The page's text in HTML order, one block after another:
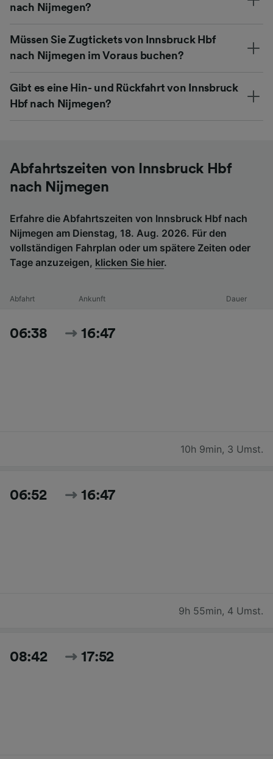
nach Nijmegen?
Müssen Sie Zugtickets von Innsbruck Hbf
nach Nijmegen im Voraus buchen?
Gibt es eine Hin- und Rückfahrt von Innsbruck
Hbf nach Nijmegen?
Abfahrtszeiten von Innsbruck Hbf
nach Nijmegen
Erfahre die Abfahrtszeiten von Innsbruck Hbf nach
Nijmegen am Dienstag, 18. Aug. 2026. Für den
vollständigen Fahrplan oder um spätere Zeiten oder
Tage anzuzeigen, klicken Sie hier.
Abfahrt Ankunft Dauer
06:38 16:47
10h 9min, 3 Umst.
06:52 16:47
9h 55min, 4 Umst.
08:42 17:52